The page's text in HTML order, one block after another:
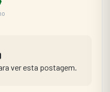
ver esta postagem.